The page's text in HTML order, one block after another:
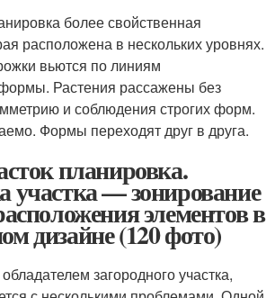
более свойственная
расположена в нескольких уровнях.
вьются по линиям
Растения рассажены без
и соблюдения строгих форм.
Формы переходят друг в друга.
планировка.
участка — зонирование
элементов в
дизайне (120 фото)
загородного участка,